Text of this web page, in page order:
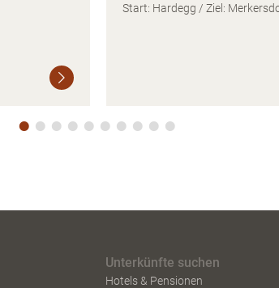
Start: Hardegg / Ziel:
Unterkünfte suchen
Hotels & Pensionen